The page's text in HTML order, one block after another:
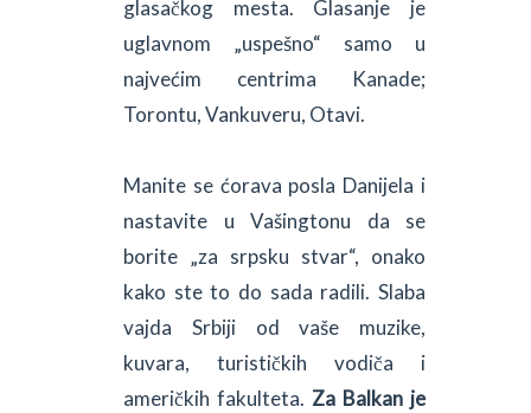
glasačkog mesta. Glasanje je
uglavnom „uspešno“ samo u
najvećim centrima Kanade;
Torontu, Vankuveru, Otavi.
Manite se ćorava posla Danijela i
nastavite u Vašingtonu da se
borite „za srpsku stvar“, onako
kako ste to do sada radili. Slaba
vajda Srbiji od vaše muzike,
kuvara, turističkih vodiča i
američkih fakulteta. Za Balkan je